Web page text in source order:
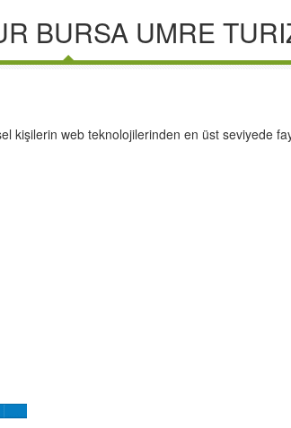
BURSA UMRE
kişilerin web teknolojilerinden en üst seviyede